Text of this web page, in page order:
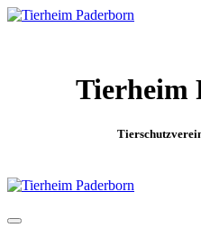
Tierheim